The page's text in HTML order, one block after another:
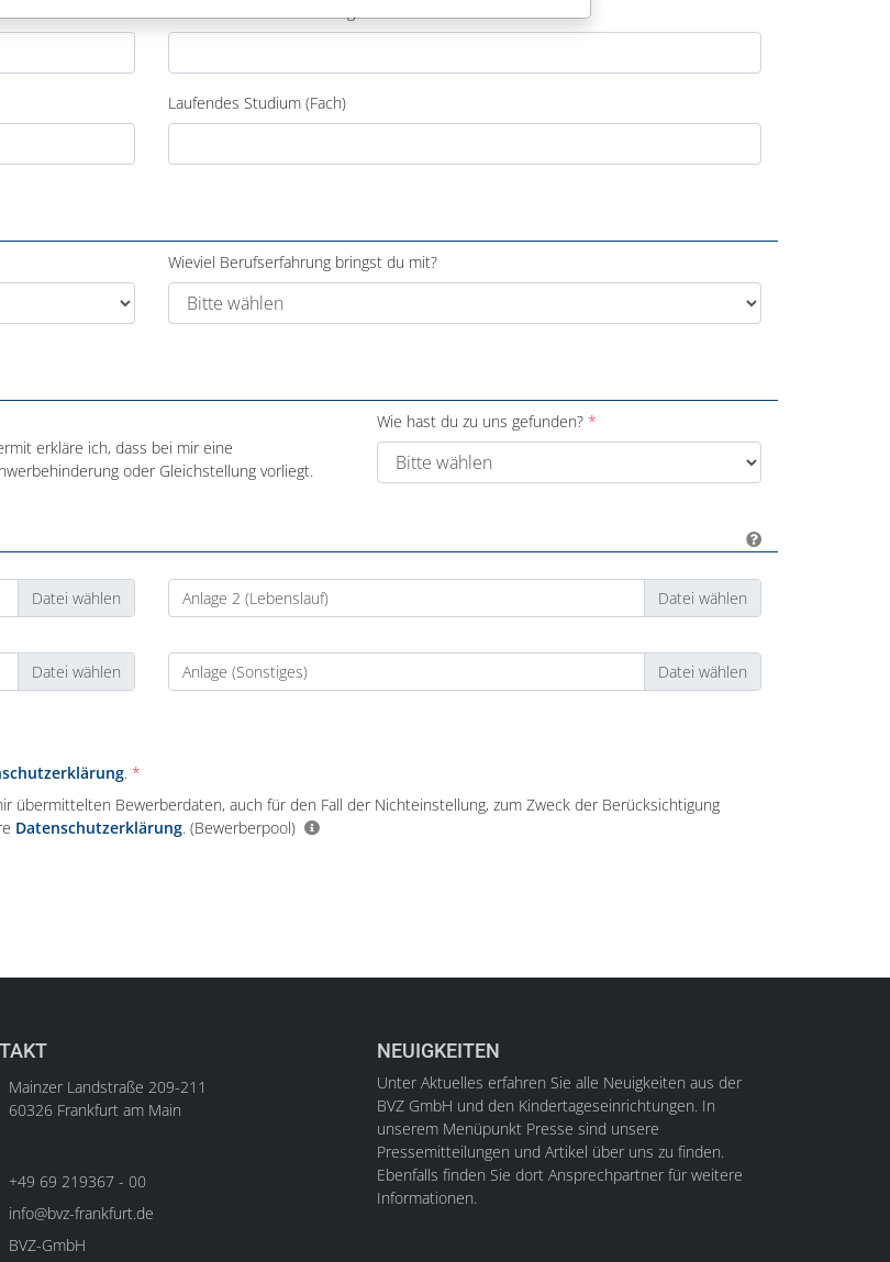
Laufendes Studium (Fach)
Wieviel Berufserfahrung bringst du mit?
erkläre ich, dass bei mir eine
oder Gleichstellung vorliegt.
Wie hast du zu uns gefunden?
Anlage 2 (Lebenslauf)
Anlage (Sonstiges)
.
übermittelten Bewerberdaten, auch für den Fall der Nichteinstellung, zum Zweck der Berücksichtigung
Datenschutzerklärung. (Bewerberpool)
Mainzer Landstraße 209-211
60326 Frankfurt am Main
+49 69 219367 - 00
info@bvz-frankfurt.de
BVZ-GmbH
NEUIGKEITEN
Unter Aktuelles erfahren Sie alle Neuigkeiten aus der
BVZ GmbH und den Kindertageseinrichtungen. In
unserem Menüpunkt Presse sind unsere
Pressemitteilungen und Artikel über uns zu finden.
Ebenfalls finden Sie dort Ansprechpartner für weitere
Informationen.